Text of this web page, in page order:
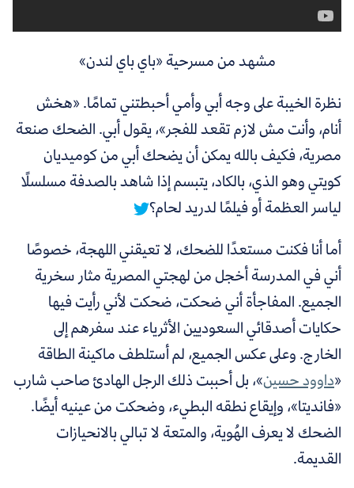
مشهد من مسرحية «باي باي لندن»
نظرة الخيبة على وجه أبي وأمي أحبطتني تمامًا. «هخش
أنام، وأنت مش لازم تقعد للفجر»، يقول أبي. الضحك صنعة
مصرية،فكيف بالله يمكن أن يضحك أبي من كوميديان
كويتي وهو الذي، بالكاد، يتبسم إذا شاهد بالصدفة مسلسلًا
لياسر العظمة أو فيلمًا لدريد لحام؟
أما أنا فكنت مستعدًا للضحك، لا تعيقني اللهجة، خصوصًا
أني في المدرسة أخجل من لهجتي المصرية مثار سخرية
الجميع. المفاجأة أني ضحكت، ضحكت لأني رأيت فيها
حكايات أصدقائي السعوديين الأثرياء عند سفرهم إلى
الخارج. وعلى عكس الجميع، لم أستلطف ماكينة الطاقة
«داوود حسين»، بل أحببت ذلك الرجل الهادئ صاحب شارب
«فانديتا»، وإيقاع نطقه البطيء، وضحكت من عينيه أيضًا.
الضحك لا يعرف الهُوية، والمتعة لا تبالي بالانحيازات
القديمة.